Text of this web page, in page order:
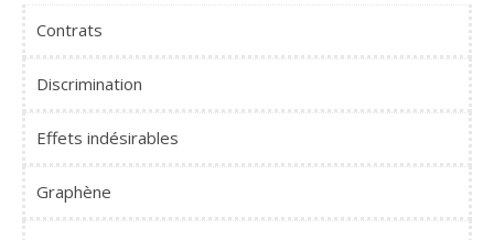
Contrats
Discrimination
Effets indésirables
Graphène